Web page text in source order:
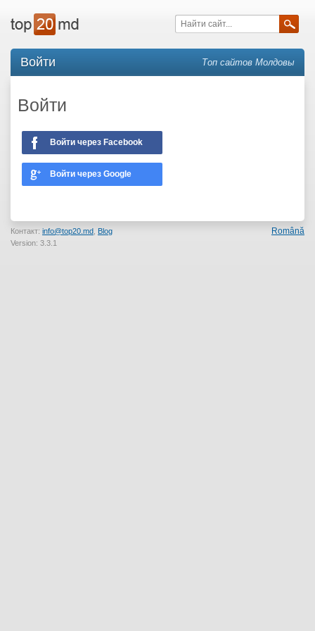
Войти Топ сайтов Молдовы
Войти
Войти через Facebook
Войти через Google
Контакт: info@top20.md Blog
Version: 3.3.1
Română